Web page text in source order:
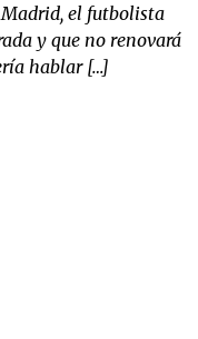
el futbolista
y que no renovará
hablar […]